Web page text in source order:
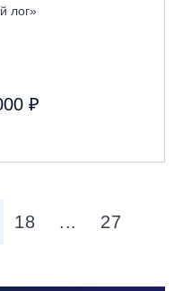
лог»
₽
18 ... 27